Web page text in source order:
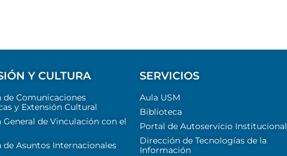
Y CULTURA
de Comunicaciones
y Extensión Cultural
de Vinculación con el
Asuntos Internacionales
SERVICIOS
Aula USM
Biblioteca
Portal de Autoservicio Institucional
Dirección de Tecnologías de la
Información